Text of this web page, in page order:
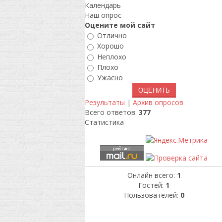
Календарь
Наш опрос
Оцените мой сайт
Отлично
Хорошо
Неплохо
Плохо
Ужасно
Результаты | Архив опросов
Всего ответов: 377
Статистика
Онлайн всего: 1
Гостей: 1
Пользователей: 0